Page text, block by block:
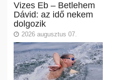
Vizes Eb – Betlehem
Dávid: az idő nekem
dolgozik
2026 augusztus 07.